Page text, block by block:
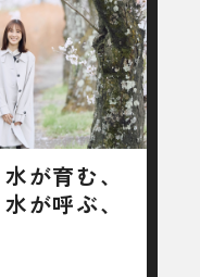
が育む、
が呼ぶ、